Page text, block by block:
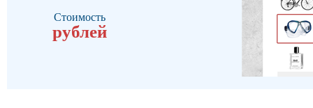
Стоимость
рублей